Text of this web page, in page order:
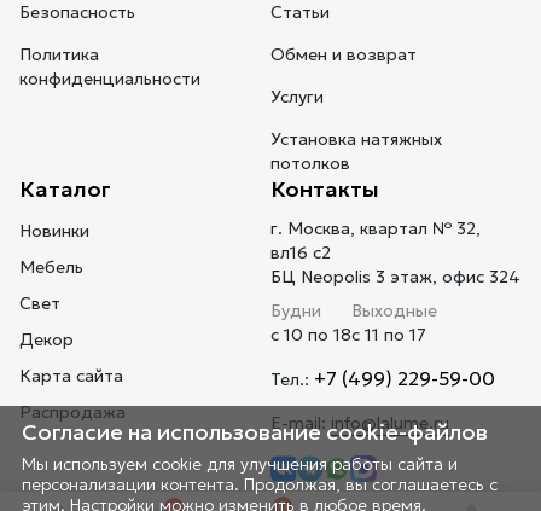
0 0
Безопасность
Политика
конфиденциальности
Статьи
Обмен и возврат
Услуги
Установка натяжных
потолков
Каталог
Новинки
Мебель
Свет
Декор
Карта сайта
Распродажа
Контакты
г. Москва, квартал № 32,
вл16 с2
БЦ Neopolis 3 этаж, офис 324
Будни
с 10 по 18
Выходные
с 11 по 17
Тел.: +7 (499) 229-59-00
E-mail: info@lalume.ru
Согласие на использование cookie-файлов
Мы используем cookie для улучшения работы сайта и
персонализации контента. Продолжая, вы соглашаетесь с
этим. Настройки можно изменить в любое время.